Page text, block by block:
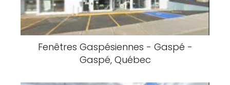
Fenêtres Gaspésiennes - Gaspé -
Gaspé, Québec